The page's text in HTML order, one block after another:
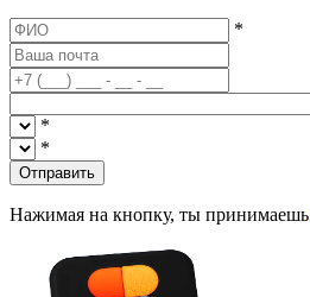
*
*
*
Отправить
Нажимая на кнопку, ты принимаешь